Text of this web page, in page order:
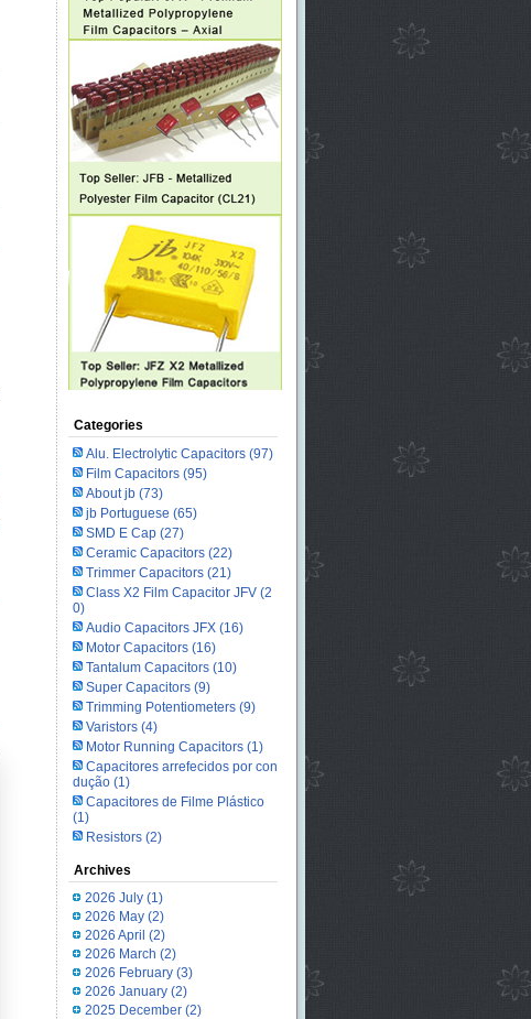
Categories
Alu. Electrolytic Capacitors(97)
Film Capacitors(95)
About jb(73)
jb Portuguese (65)
SMD E Cap(27)
Ceramic Capacitors(22)
Trimmer Capacitors(21)
Class X2 Film Capacitor JFV(2
0)
Audio Capacitors JFX(16)
Motor Capacitors (16)
Tantalum Capacitors(10)
Super Capacitors(9)
Trimming Potentiometers(9)
Varistors(4)
Motor Running Capacitors(1)
Capacitores arrefecidos por con
dução(1)
Capacitores de Filme Plástico
(1)
Resistors(2)
Archives
2026 July(1)
2026 May(2)
2026 April (2)
2026 March (2)
2026 February(3)
2026 January(2)
2025 December(2)